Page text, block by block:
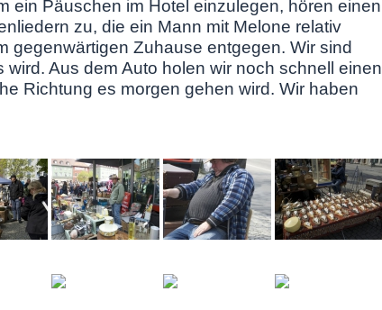
ein Päuschen im Hotel einzulegen, hören einen
zu, die ein Mann mit Melone relativ
gegenwärtigen Zuhause entgegen. Wir sind
Aus dem Auto holen wir noch schnell einen
Richtung es morgen gehen wird. Wir haben